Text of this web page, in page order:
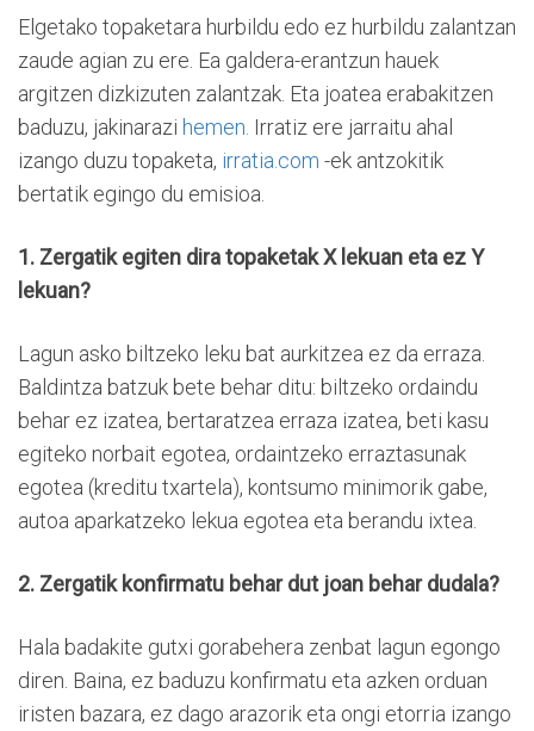
Elgetako topaketara hurbildu edo ez hurbildu zalantzan
zaude agian zu ere. Ea galdera-erantzun hauek
argitzen dizkizuten zalantzak. Eta joatea erabakitzen
baduzu, jakinarazi hemen. Irratiz ere jarraitu ahal
izango duzu topaketa, irratia.com -ek antzokitik
bertatik egingo du emisioa.
1. Zergatik egiten dira topaketak X lekuan eta ez Y
lekuan?
Lagun asko biltzeko leku bat aurkitzea ez da erraza.
Baldintza batzuk bete behar ditu: biltzeko ordaindu
behar ez izatea, bertaratzea erraza izatea, beti kasu
egiteko norbait egotea, ordaintzeko erraztasunak
egotea (kreditu txartela), kontsumo minimorik gabe,
autoa aparkatzeko lekua egotea eta berandu ixtea.
2. Zergatik konfirmatu behar dut joan behar dudala?
Hala badakite gutxi gorabehera zenbat lagun egongo
diren. Baina, ez baduzu konfirmatu eta azken orduan
iristen bazara, ez dago arazorik eta ongi etorria izango